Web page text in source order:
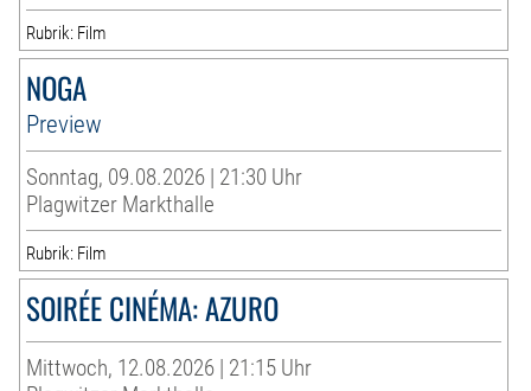
Rubrik: Film
NOGA
Preview
Sonntag, 09.08.2026 | 21:30 Uhr
Plagwitzer Markthalle
Rubrik: Film
SOIRÉE CINÉMA: AZURO
Mittwoch, 12.08.2026 | 21:15 Uhr